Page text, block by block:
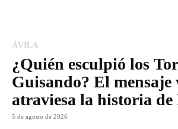
ÁVILA
¿Quién esculpió los
Guisando? El mensaje
atraviesa la historia de
5 de agosto de 2026